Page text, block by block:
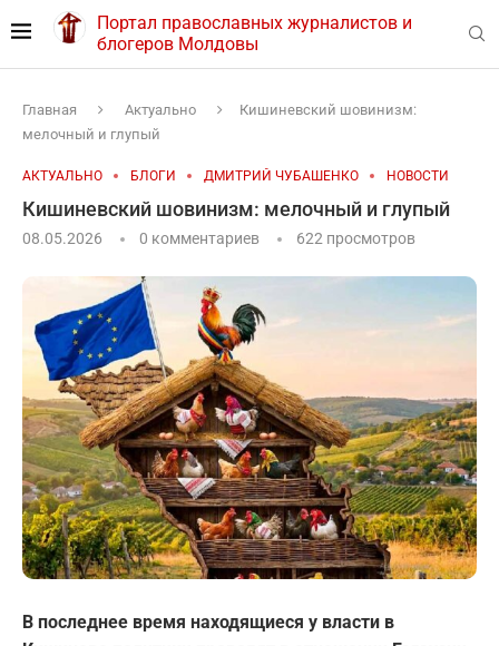
Портал православных журналистов и
блогеров Молдовы
Главная Актуально
Кишиневский шовинизм:
мелочный и глупый
АКТУАЛЬНО БЛОГИ ДМИТРИЙ ЧУБАШЕНКО НОВОСТИ
Кишиневский шовинизм: мелочный и глупый
08.05.2026 0 комментариев 622 просмотров
В последнее время находящиеся у власти в